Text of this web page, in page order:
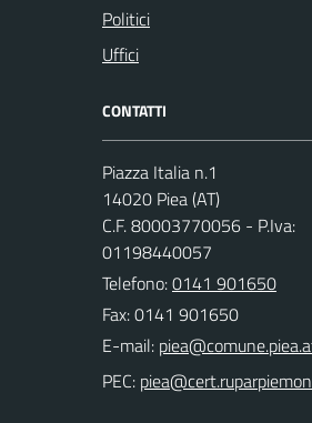
Politici
Uffici
CONTATTI
Piazza Italia n.1
14020 Piea (AT)
C.F. 80003770056 - P.Iva:
01198440057
Telefono:0141 901650
Fax: 0141 901650
E-mail:
PEC: